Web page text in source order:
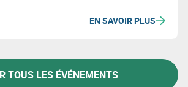
EN SAVOIR PLUS
TOUS LES ÉVÉNEMENTS